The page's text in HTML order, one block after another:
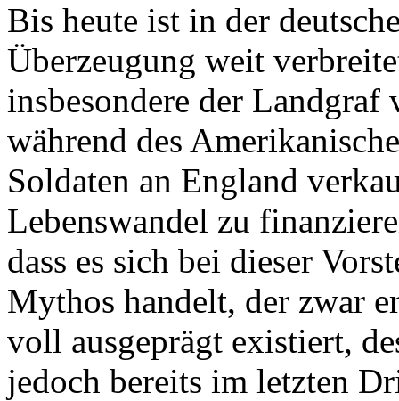
Bis heute ist in der
Überzeugung weit
insbesondere der Landgraf
während des
Soldaten an England
Lebenswandel zu
dass es sich bei dieser
Mythos handelt, der zwar
voll ausgeprägt existiert,
jedoch bereits im letzten